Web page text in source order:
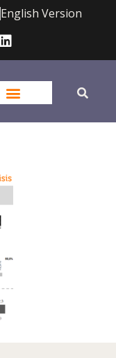
English Version